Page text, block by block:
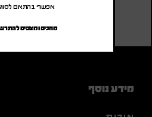
מידע נוסף
אפשרי בהתאם לסוג
מחכים ומצפים